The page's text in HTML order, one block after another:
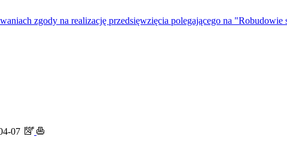
zgody na realizację przedsięwzięcia polegającego na
07